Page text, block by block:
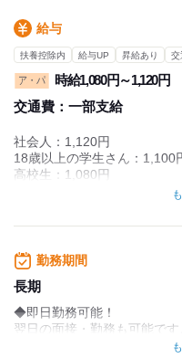
土日メインで勤務してます！
土日は時給が上がるのでたく
・スタッフB/主婦(夫)さん/
家事の空いた時間に入ってま
シフトの融通を聞かせてくれ
・スタッフC/フリーターさん
掛け持ちをしながら週4で勤
お気軽にご相談くださいね
給与
扶養控除内 給与UP 昇給あり 交
ア・パ
時給1,080円～1,120円
交通費： 一部支給
社会人：1,120円
18歳以上の学生さん：1,100
高校生：1,080円
※研修期間は時給1,060円で
＊お昼にサクッと稼ぎたい学
￣￣￣￣￣￣￣￣￣￣￣￣￣
時給1,100円×5h×週3日勤務
＊ガッツリ稼ぎたいフリータ
￣￣￣￣￣￣￣￣￣￣￣￣
勤務期間
長期
◆即日勤務可能！
翌日の面接・勤務も可能です